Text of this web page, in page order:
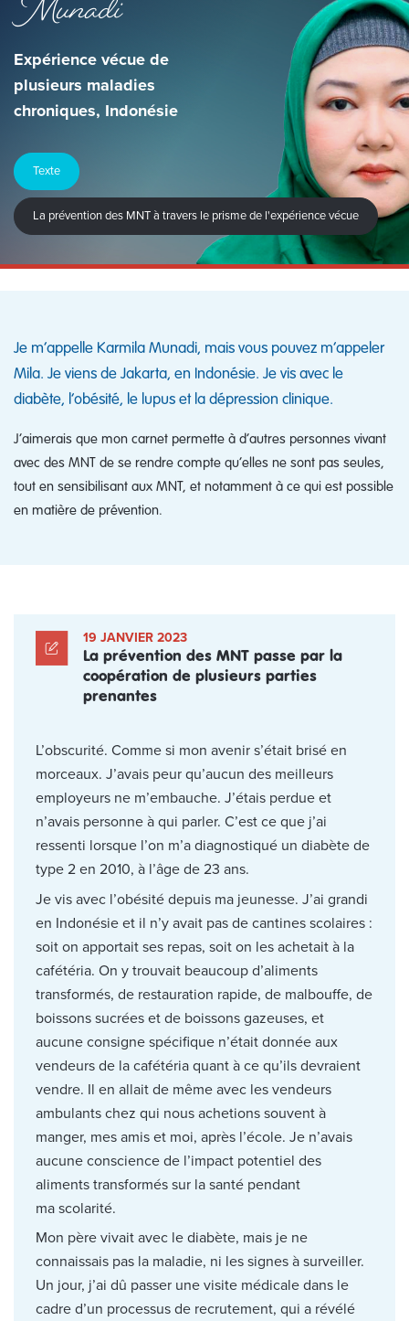
Expérience vécue de
plusieurs maladies
chroniques, Indonésie
Texte
La prévention des MNT à travers le prisme de l'expérience vécue
Je m’appelle Karmila Munadi, mais vous pouvez m’appeler
Mila. Je viens de Jakarta, en Indonésie. Je vis avec le
diabète, l’obésité, le lupus et la dépression clinique.
J’aimerais que mon carnet permette à d’autres personnes vivant
avec des MNT de se rendre compte qu’elles ne sont pas seules,
tout en sensibilisant aux MNT, et notamment à ce qui est possible
en matière de prévention.
19 JANVIER 2023
La prévention des MNT passe par la
coopération de plusieurs parties
prenantes
L’obscurité. Comme si mon avenir s’était brisé en
morceaux. J’avais peur qu’aucun des meilleurs
employeurs ne m’embauche. J’étais perdue et
n’avais personne à qui parler. C’est ce que j’ai
ressenti lorsque l’on m’a diagnostiqué un diabète de
type 2 en 2010, à l’âge de 23 ans.
Je vis avec l’obésité depuis ma jeunesse. J’ai grandi
en Indonésie et il n’y avait pas de cantines scolaires :
soit on apportait ses repas, soit on les achetait à la
cafétéria. On y trouvait beaucoup d’aliments
transformés, de restauration rapide, de malbouffe, de
boissons sucrées et de boissons gazeuses, et
aucune consigne spécifique n’était donnée aux
vendeurs de la cafétéria quant à ce qu’ils devraient
vendre. Il en allait de même avec les vendeurs
ambulants chez qui nous achetions souvent à
manger, mes amis et moi, après l’école. Je n’avais
aucune conscience de l’impact potentiel des
aliments transformés sur la santé pendant
ma scolarité.
Mon père vivait avec le diabète, mais je ne
connaissais pas la maladie, ni les signes à surveiller.
Un jour, j’ai dû passer une visite médicale dans le
cadre d’un processus de recrutement, qui a révélé